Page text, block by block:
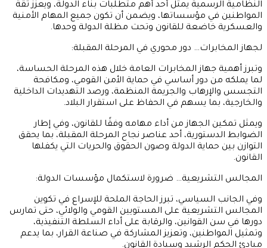
النظامية الرسمية يمثل أحد أهم متطلبات بناء الدولة، ويعزز ثقة
المواطنين في مؤسساتها، ويضمن أن تكون جميع المهام الأمنية
والعسكرية خاضعة للقانون وتحت مظلة الدولة وحدها.
لجهاز المخابرات… دور محوري في المرحلة المقبلة:
وتبرز أهمية جهاز المخابرات العامة خلال هذه المرحلة الحساسة،
لما يملكه من دور أساسي في حماية الأمن القومي، ومكافحة
التجسس والإرهاب والجريمة المنظمة، ورصد التهديدات الداخلية
والخارجية، بما يسهم في الحفاظ على استقرار البلاد.
ويمثل تمكين الجهاز من أداء مهامه وفقًا للقانون، وفي إطار
الضوابط الدستورية، أحد عناصر نجاح المرحلة المقبلة، بما يحقق
التوازن بين حماية الدولة وصون الحقوق والحريات التي يكفلها
القانون.
المجالس التشريعية… ضرورة لاستكمال مؤسسات الدولة:
وفي الجانب السياسي، تبرز الحاجة الملحة للإسراع في تكوين
المجالس التشريعية على المستويين القومي والولائي، حتى تمارس
دورها في سن القوانين، والرقابة على أداء السلطة التنفيذية،
وتمثيل المواطنين، وتعزيز المشاركة في صناعة القرار، بما يدعم
مبادئ الحكم الرشيد وسيادة القانون.